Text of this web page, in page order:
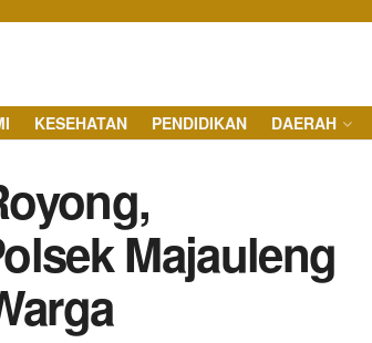
KESEHATAN PENDIDIKAN DAERAH
Majauleng